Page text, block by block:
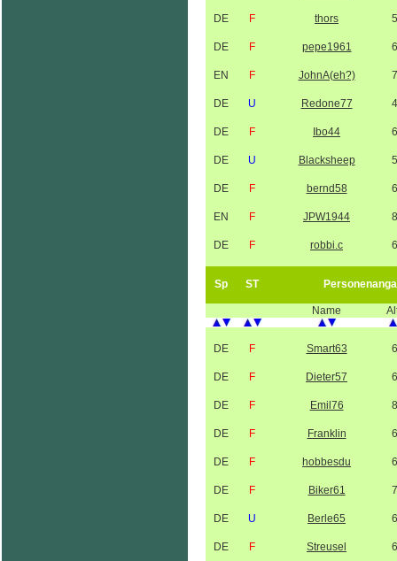
DE F thors
DE F pepe1961
EN F JohnA(eh?)
DE U Redone77
DE F Ibo44
DE U Blacksheep
DE F bernd58
EN F JPW1944
DE F robbi.c
Sp ST
Name
DE F Smart63
DE F Dieter57
DE F Emil76
DE F Franklin
DE F hobbesdu
DE F Biker61
DE U Berle65
DE F Streusel